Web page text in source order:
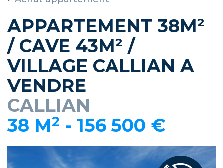
APPARTEMENT 38M²
/ CAVE 43M² /
VILLAGE CALLIAN A
VENDRE
CALLIAN
38 M2 - 156 500 €